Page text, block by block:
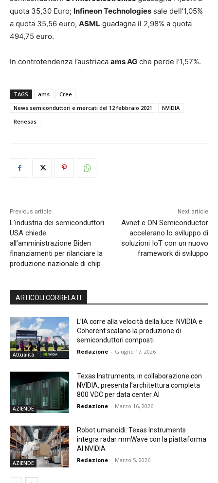
quota 35,30 Euro; Infineon Technologies sale dell’1,05%
a quota 35,56 euro, ASML guadagna il 2,98% a quota
494,75 euro.
In controtendenza l’austriaca ams AG che perde l’1,57%.
TAGS ams
Cree
News semiconduttori e mercati del 12 febbraio 2021
NVIDIA
Renesas
Previous article
L’industria dei semiconduttori
USA chiede
all’amministrazione Biden
finanziamenti per rilanciare la
produzione nazionale di chip
Next article
Avnet e ON Semiconductor
accelerano lo sviluppo di
soluzioni IoT con un nuovo
framework di sviluppo
ARTICOLI CORRELATI
Attualità
L’IA corre alla velocità della luce: NVIDIA e
Coherent scalano la produzione di
semiconduttori composti
Redazione - Giugno 17, 2026
AZIENDE
Texas Instruments, in collaborazione con
NVIDIA, presenta l’architettura completa
800 VDC per data center AI
Redazione - Marzo 16, 2026
AZIENDE
Robot umanoidi: Texas Instruments
integra radar mmWave con la piattaforma
AI NVIDIA
Redazione - Marzo 5, 2026